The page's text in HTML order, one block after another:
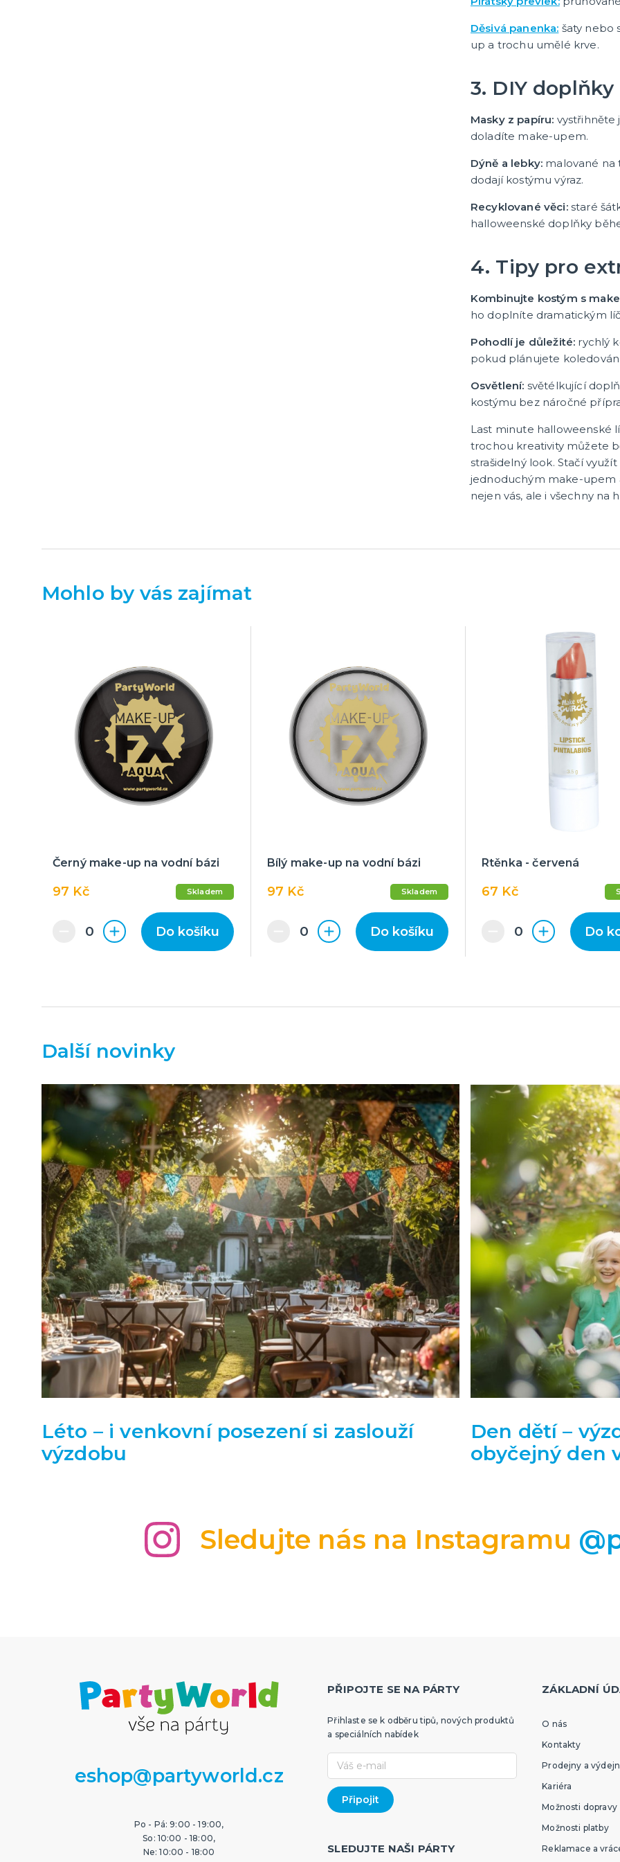
Děsivá panenka: šaty nebo
up a trochu umělé krve.
3. DIY doplňky
Masky z papíru: vystřihněte
doladíte make-upem.
Dýně a lebky: malované na
dodají kostýmu výraz.
Recyklované věci:staré
halloweenské doplňky
4. Tipy pro
Kombinujte kostým s
ho doplníte dramatickým
Pohodlí je důležité: rychlý
pokud plánujete
Osvětlení: světélkující
kostýmu bez náročné
Last minute halloweenské
trochou kreativity můžete
strašidelný look. Stačí
jednoduchým make-upem
nejen vás, ale i všechny na
Mohlo by vás zajímat
Černý make-up na vodní bázi
97 Kč Skladem
Do košíku
Bílý make-up na vodní bázi
97 Kč Skladem
Do košíku
Rtěnka - červená
67 Kč
Do
Další novinky
Léto – i venkovní posezení si zaslouží
výzdobu
Den dětí –
obyčejný den
Sledujte nás na Instagramu
eshop@partyworld.cz
Po - Pá: 9:00 - 19:00,
So: 10:00 - 18:00,
Ne: 10:00 - 18:00
PŘIPOJTE SE NA PÁRTY
Přihlaste se k odběru tipů, nových produktů
a speciálních nabídek
SLEDUJTE NAŠI PÁRTY
ZÁKLADNÍ
O nás
Kontakty
Prodejny a
Kariéra
Možnosti dopravy
Možnosti platby
Reklamace a